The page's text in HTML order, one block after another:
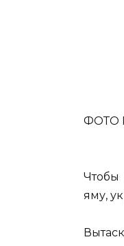
ФОТО
Чтобы
яму,